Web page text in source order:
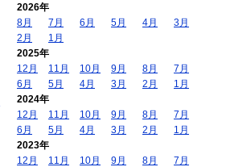
2026年
8月
7月 6月 5月 4月
3月
2月
1月
2025年
12月
11月 10月 9月 8月
7月
6月
5月 4月 3月 2月
1月
2024年
12月
11月 10月 9月 8月
7月
6月
5月 4月 3月 2月
1月
2023年
12月
11月 10月 9月 8月
7月